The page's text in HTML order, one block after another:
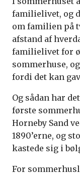
familielivet, og
om familien på
afstand af
familielivet for
sommerhuse,
fordi det kan
Og sådan har
første
Horneby Sand
1890’erne, og
kastede sig i
For